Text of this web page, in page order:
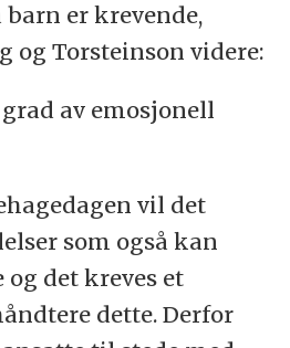
er krevende,
og Torsteinson videre:
av emosjonell
vil det
som også kan
og det kreves et
dette. Derfor